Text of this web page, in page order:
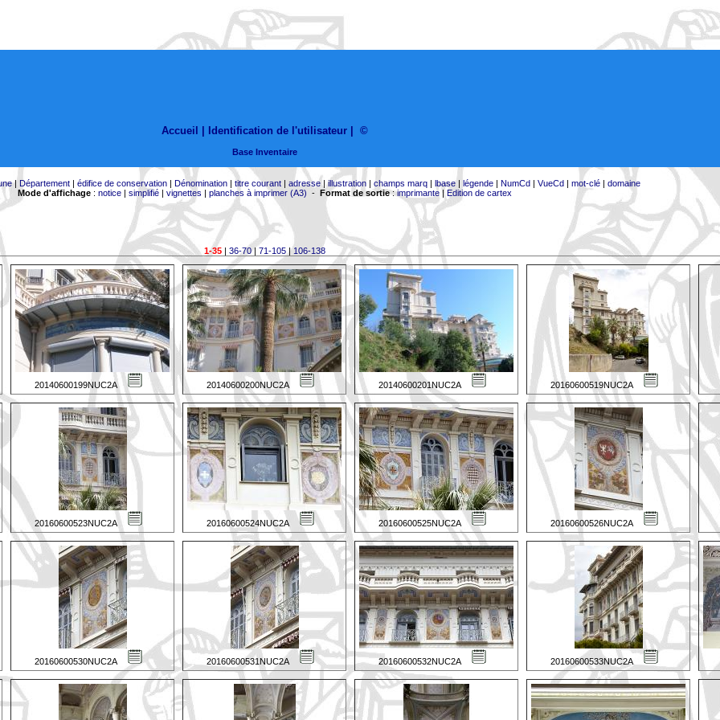
Accueil | Identification de l'utilisateur ©
Base Inventaire
| Département| édifice de conservation| Dénomination| titre courant| adresse|illustration| champs marq| lbase| légende| NumCd| VueCd| mot-clé| domaine
Mode d'affichage: notice| simplifié| vignettes | planches à imprimer (A3) - Format de sortie:imprimante| Edition de cartex
1-35| 36-70| 71-105|106-138
20140600199NUC2A 20140600200NUC2A 20140600201NUC2A 20160600519NUC2A
20160600523NUC2A 20160600524NUC2A 20160600525NUC2A 20160600526NUC2A
20160600530NUC2A 20160600531NUC2A 20160600532NUC2A 20160600533NUC2A